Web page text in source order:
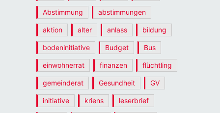
Abstimmung abstimmungen
aktion alter anlass bildung
bodeninitiative Budget Bus
einwohnerrat finanzen flüchtling
gemeinderat Gesundheit GV
initiative kriens leserbrief